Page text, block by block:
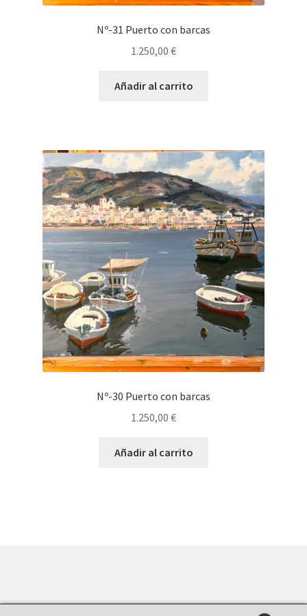
Nº-31 Puerto con barcas
1.250,00 €
Añadir al carrito
Nº-30 Puerto con barcas
1.250,00 €
Añadir al carrito